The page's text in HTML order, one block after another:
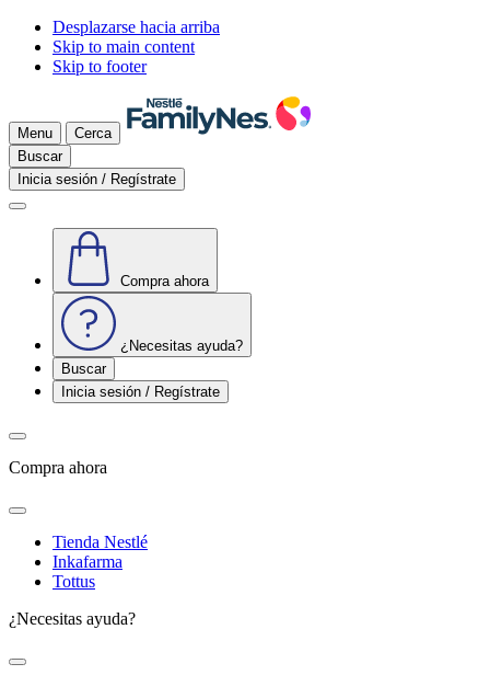
Desplazarse hacia arriba
Skip to main content
Skip to footer
Menu
Cerca
Buscar
Inicia sesión / Regístrate
Compra ahora
¿Necesitas ayuda?
Buscar
Inicia sesión / Regístrate
Compra ahora
Tienda Nestlé
Inkafarma
Tottus
¿Necesitas ayuda?